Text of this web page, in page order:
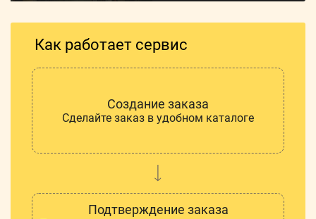
Как работает сервис
Создание заказа
Сделайте заказ в удобном каталоге
Подтверждение заказа